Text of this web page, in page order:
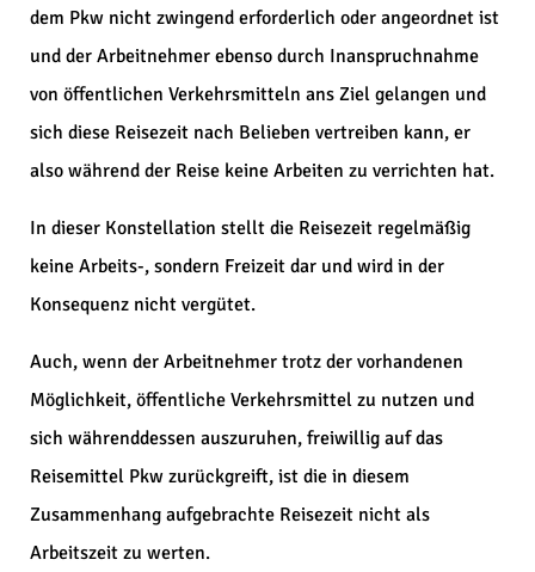
dem Pkw nicht zwingend erforderlich oder angeordnet ist
und der Arbeitnehmer ebenso durch Inanspruchnahme
von öffentlichen Verkehrsmitteln ans Ziel gelangen und
sich diese Reisezeit nach Belieben vertreiben kann, er
also während der Reise keine Arbeiten zu verrichten hat.
In dieser Konstellation stellt die Reisezeit regelmäßig
keine Arbeits-, sondern Freizeit dar und wird in der
Konsequenz nicht vergütet.
Auch, wenn der Arbeitnehmer trotz der vorhandenen
Möglichkeit, öffentliche Verkehrsmittel zu nutzen und
sich währenddessen auszuruhen, freiwillig auf das
Reisemittel Pkw zurückgreift, ist die in diesem
Zusammenhang aufgebrachte Reisezeit nicht als
Arbeitszeit zu werten.